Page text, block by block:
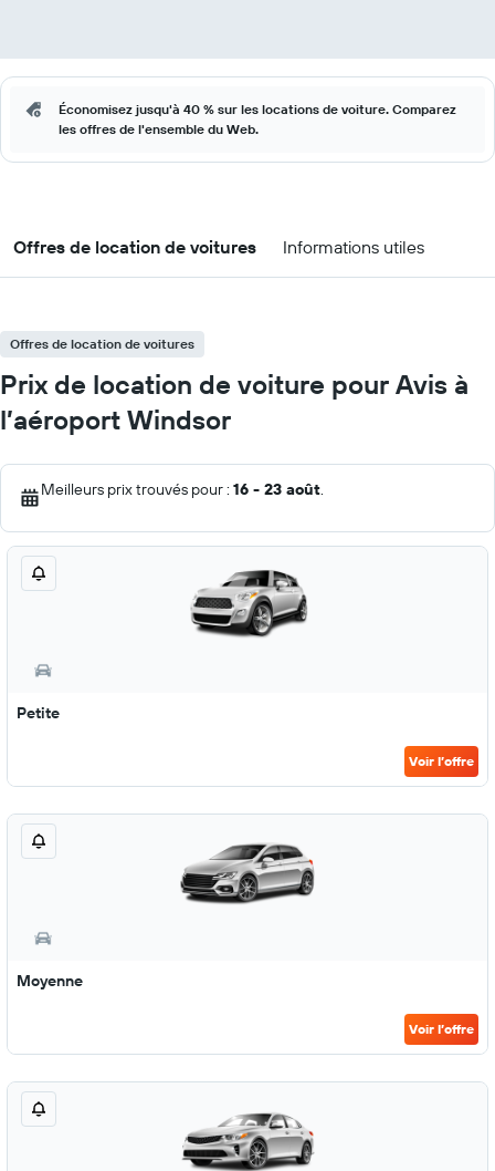
Économisez jusqu'à 40 % sur les locations de voiture. Comparez
les offres de l'ensemble du Web.
Offres de location de voitures Informations utiles
Offres de location de voitures
Prix de location de voiture pour Avis à
l’aéroport Windsor
Meilleurs prix trouvés pour : 16 - 23 août.
Petite
Voir l’offre
Moyenne
Voir l’offre